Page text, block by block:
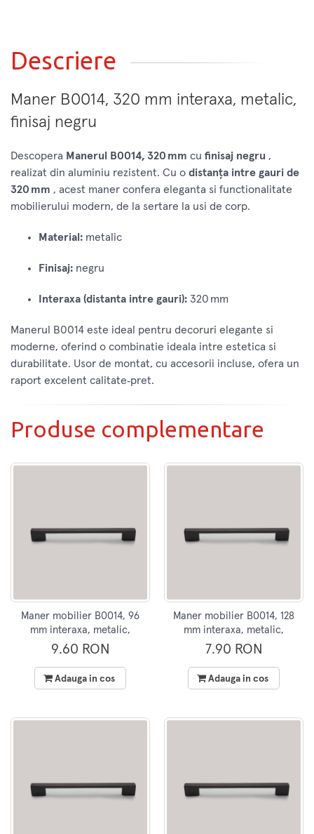
Descriere
Maner B0014, 320 mm interaxa, metalic,
finisaj negru
Descopera Manerul B0014, 320 mm cu finisaj negru ,
realizat din aluminiu rezistent. Cu o distanța intre gauri de
320 mm , acest maner confera eleganta si functionalitate
mobilierului modern, de la sertare la usi de corp.
Material: metalic
Finisaj: negru
Interaxa (distanta intre gauri): 320 mm
Manerul B0014 este ideal pentru decoruri elegante si
moderne, oferind o combinatie ideala intre estetica si
durabilitate. Usor de montat, cu accesorii incluse, ofera un
raport excelent calitate‑pret.
Produse complementare
Maner mobilier B0014, 96
mm interaxa, metalic,
finisaj negru mat
9.60 RON
Adauga in cos
Maner mobilier B0014, 128
mm interaxa, metalic,
finisaj negru mat
7.90 RON
Adauga in cos